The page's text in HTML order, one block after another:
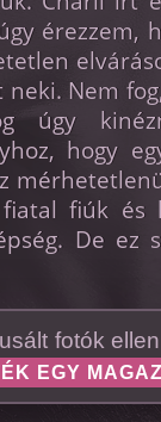
érezzem,
Nem
úgy
hogy
fiúk és
De ez
fotók
EGY